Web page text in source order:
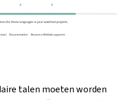
talen moeten worden